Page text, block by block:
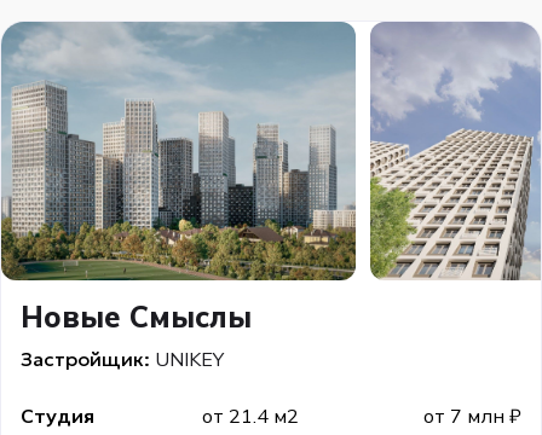
Новые Смыслы
Застройщик: UNIKEY
Студия от 21.4 м2
от 7 млн ₽